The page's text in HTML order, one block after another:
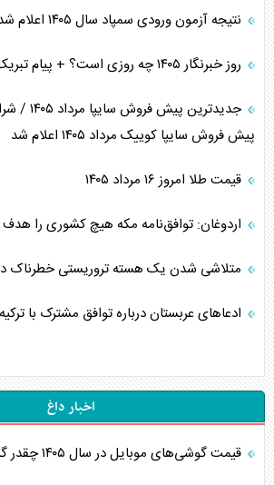
نتیجه آزمون ورودی سمپاد سال ۱۴۰۵ اعلام شد
روز خبرنگار ۱۴۰۵ چه روزی است؟ + پیام تبریک روز خبرنگار ۱۴۰۵
جدیدترین
پیش فروش سایپا کوییک مرداد ۱۴۰۵ اعلام شد
قیمت طلا امروز ۱۶ مرداد ۱۴۰۵
اردوغان: توافق‌نامه مکه هیچ کشوری را هدف
متلاشی شدن یک هسته تروریستی خطرناک
ادعاهای عربستان درباره توافق مشترک با
اخبار داغ
قیمت گوشی‌های موبایل در سال ۱۴۰۵ چقدر گران شد؟